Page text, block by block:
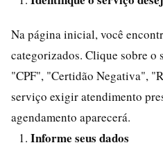
Na página inicial, você
categorizados. Clique sobre o
"CPF", "Certidão Negativa",
serviço exigir atendimento
agendamento aparecerá.
Informe seus dados